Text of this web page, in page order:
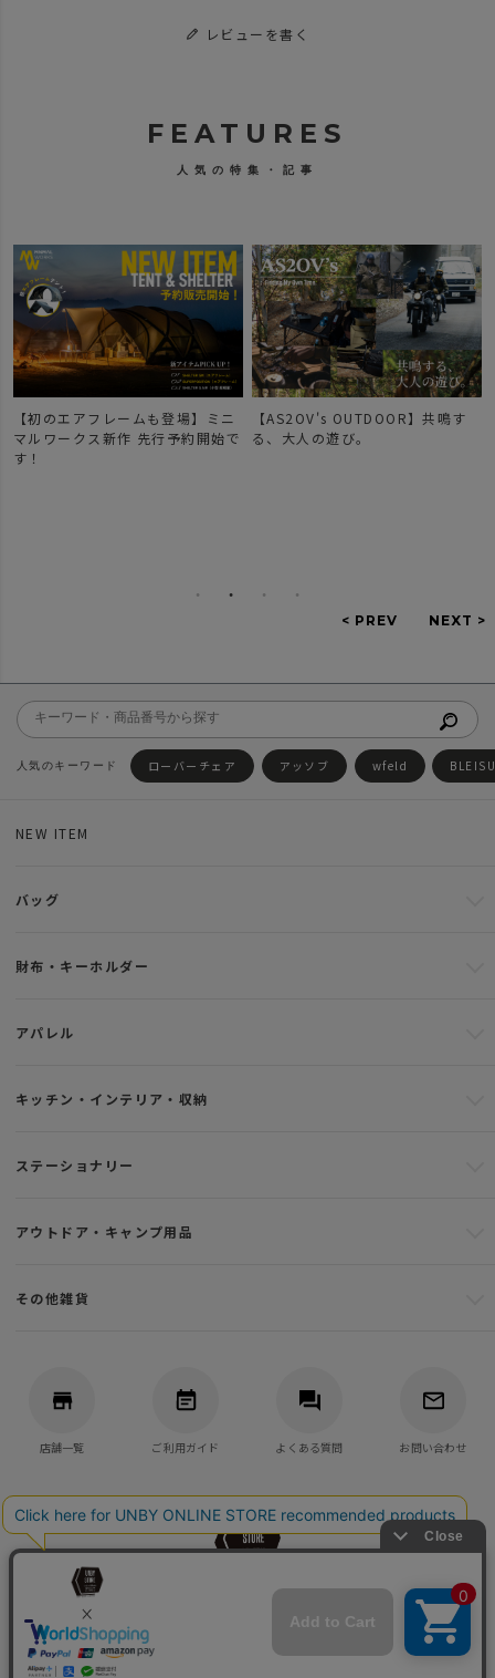
レビューを書く
FEATURES
人気の特集・記事
【初のエアフレームも登場】ミニ
マルワークス新作 先行予約開始で
す！
【AS2OV's OUTDOOR】共鳴す
る、大人の遊び。
ローバーチェア アッソブ wfeld
NEW ITEM
バッグ
財布・キーホルダー
アパレル
キッチン・インテリア・収納
ステーショナリー
アウトドア・キャンプ用品
その他雑貨
店舗一覧 ご利用ガイド よくある質問 お問い合わせ
UNBY GENERAL GOODS STORE